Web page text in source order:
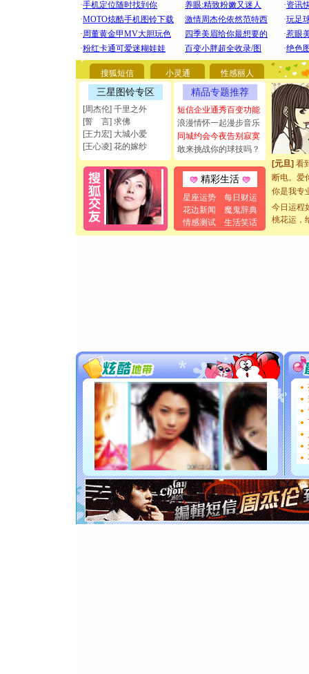
搜狐短信 小灵通 性感丽人
三星图铃专区
[周杰伦] 千里之外
[誓 言] 求佛
[王力宏] 大城小爱
[王心凌] 花的嫁纱
精品专题推荐
短信企业通秀百变功能
浪漫情怀一起漫步音乐
同城约会今夜告别寂寞
敢来挑战你的球技吗？
精彩生活
星座运势
每日财运
花边新闻
魔鬼辞典
情感测试
生活笑话
[圣诞节]
你太多，
要平安
[圣诞节]
能正大光
都要快乐
[圣诞节]
如意,快
[元旦] 看
断电。爱
你是我专
起；二是
送你一棵
[圣诞节]
你太多，
要平安
[圣诞节]
能正大
都要快乐
[圣诞节]
如意,快
[元旦]看
断电。爱
你是我专
[元旦]如
今日运程
桃花运，